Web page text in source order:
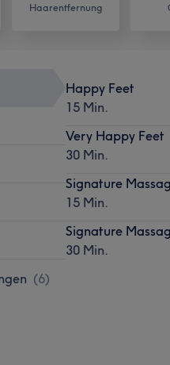
Haarentfernung
(6)
Happy Feet
15 Min.
Very Happy Feet
30 Min.
Signature
15 Min.
Signature
30 Min.